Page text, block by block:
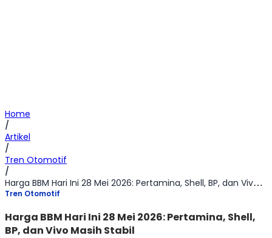
Home
/
Artikel
/
Tren Otomotif
/
Harga BBM Hari Ini 28 Mei 2026: Pertamina, Shell, BP, dan Vivo Masih Stabil
Tren Otomotif
Harga BBM Hari Ini 28 Mei 2026: Pertamina, Shell,
BP, dan Vivo Masih Stabil